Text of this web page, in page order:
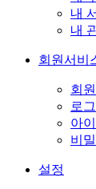
내
내
회원서비
회
로
아
비
설정